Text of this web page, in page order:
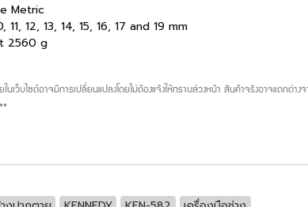
Metric
11, 12, 13, 14, 15, 16, 17 and 19 mm
2560 g
นเว็บไซต์อาจมีการเปลี่ยนแปลงโดยไม่ต้องแจ้งให้ทราบล่วงหน้า สินค้าจริงอาจแตก